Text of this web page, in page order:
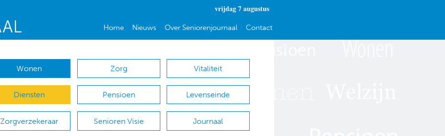
vrijdag 7 augustus
Home Nieuws Over Seniorenjournaal Contact
Wonen Zorg Vitaliteit
Diensten Pensioen Levenseinde
Zorgverzekeraar Senioren Visie Journaal